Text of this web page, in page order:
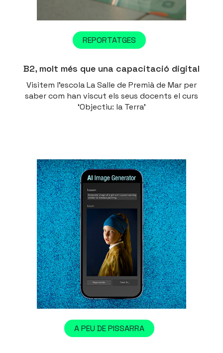
REPORTATGES
B2, molt més que una capacitació digital
Visitem l’escola La Salle de Premià de Mar per
saber com han viscut els seus docents el curs
‘Objectiu: la Terra’
A PEU DE PISSARRA